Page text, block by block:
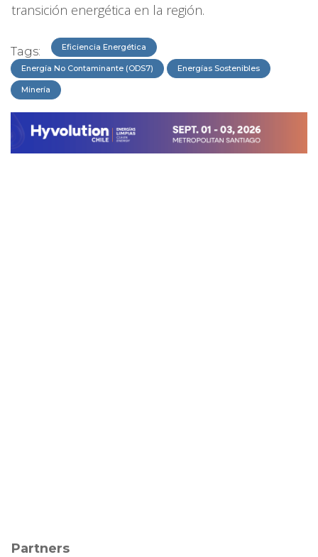
transición energética en la región.
Tags: Eficiencia Energética
Energía No Contaminante (ODS7) Energías Sostenibles
Minería
Partners